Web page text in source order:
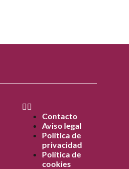
Contacto
Aviso legal
Política de
privacidad
Política de
cookies